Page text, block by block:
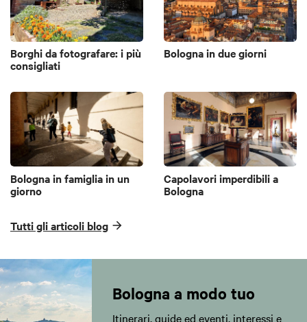
Borghi da fotografare: i più
consigliati
Bologna in due giorni
Bologna in famiglia in un
giorno
Capolavori imperdibili a
Bologna
Tutti gli articoli blog
Bologna a modo tuo
Itinerari, guide ed eventi, interessi e